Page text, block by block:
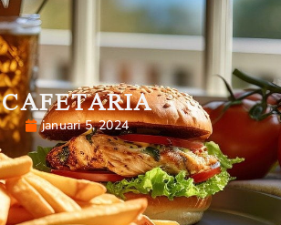
CAFETARIA
januari 5, 2024